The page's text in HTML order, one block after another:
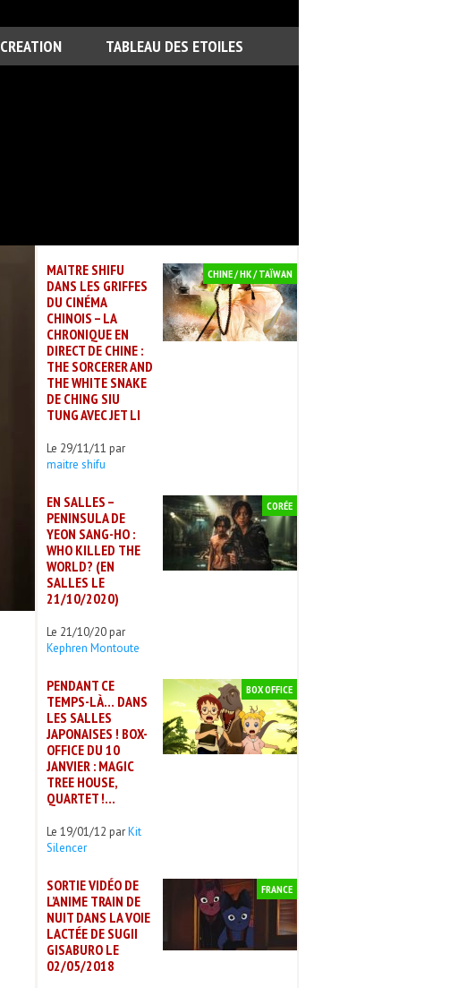
CREATION TABLEAU DES ETOILES
MAITRE SHIFU
DANS LES GRIFFES
DU CINÉMA
CHINOIS – LA
CHRONIQUE EN
DIRECT DE CHINE :
THE SORCERER AND
THE WHITE SNAKE
DE CHING SIU
TUNG AVEC JET LI
Le 29/11/11 par
maitre shifu
CHINE / HK / TAÏWAN
EN SALLES –
PENINSULA DE
YEON SANG-HO :
WHO KILLED THE
WORLD? (EN
SALLES LE
21/10/2020)
Le 21/10/20 par
Kephren Montoute
CORÉE
PENDANT CE
TEMPS-LÀ… DANS
LES SALLES
JAPONAISES ! BOX-
OFFICE DU 10
JANVIER : MAGIC
TREE HOUSE,
QUARTET !…
Le 19/01/12 parKit
Silencer
BOX OFFICE
SORTIE VIDÉO DE
L’ANIME TRAIN DE
NUIT DANS LA VOIE
LACTÉE DE SUGII
GISABURO LE
02/05/2018
FRANCE